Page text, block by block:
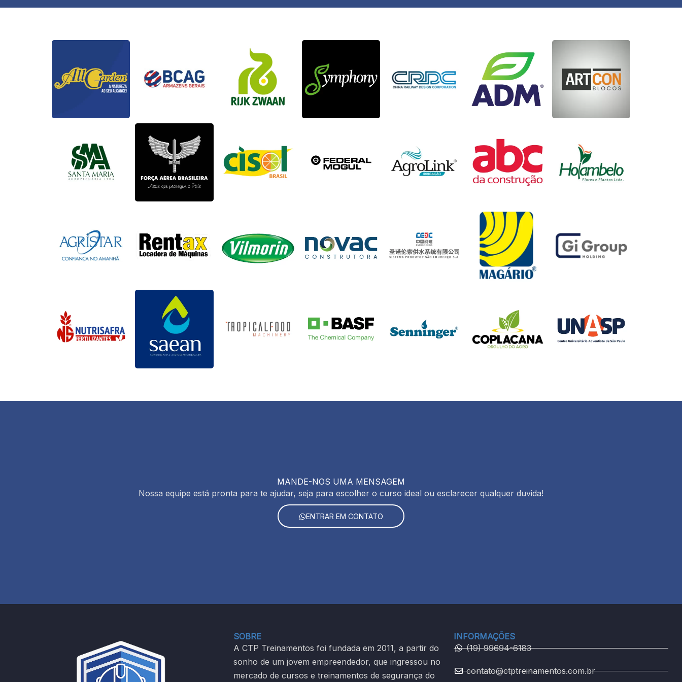
MANDE-NOS UMA MENSAGEM
Nossa equipe está pronta para te ajudar, seja para escolher o curso ideal ou esclarecer qualquer duvida!
ENTRAR EM CONTATO
SOBRE
A CTP Treinamentos foi fundada em 2011, a partir do
sonho de um jovem empreendedor, que ingressou no
mercado de cursos e treinamentos de segurança do
INFORMAÇÕES
(19) 99694-6183
contato@ctptreinamentos.com.br